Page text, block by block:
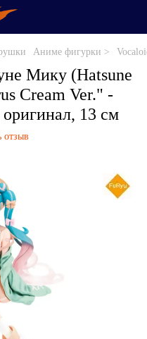
Аниме фигурки >
Мику (Hatsune
Cream Ver." -
13 см
отзыв